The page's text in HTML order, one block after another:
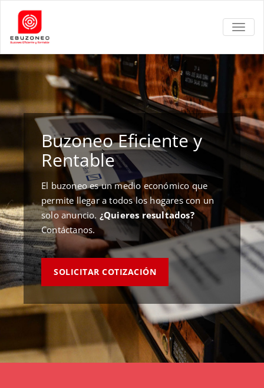
Buzoneo Eficiente y
Rentable
El buzoneo es un medio económico que
permite llegar a todos los hogares con un
solo anuncio. ¿Quieres resultados?
Contáctanos.
SOLICITAR COTIZACIÓN